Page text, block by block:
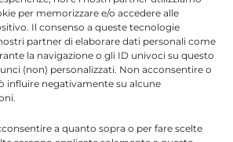
per memorizzare e/o accedere alle
Il consenso a queste tecnologie
partner di elaborare dati personali come
la navigazione o gli ID univoci su questo
(non) personalizzati. Non acconsentire o
influire negativamente su alcune
a quanto sopra o per fare scelte
*